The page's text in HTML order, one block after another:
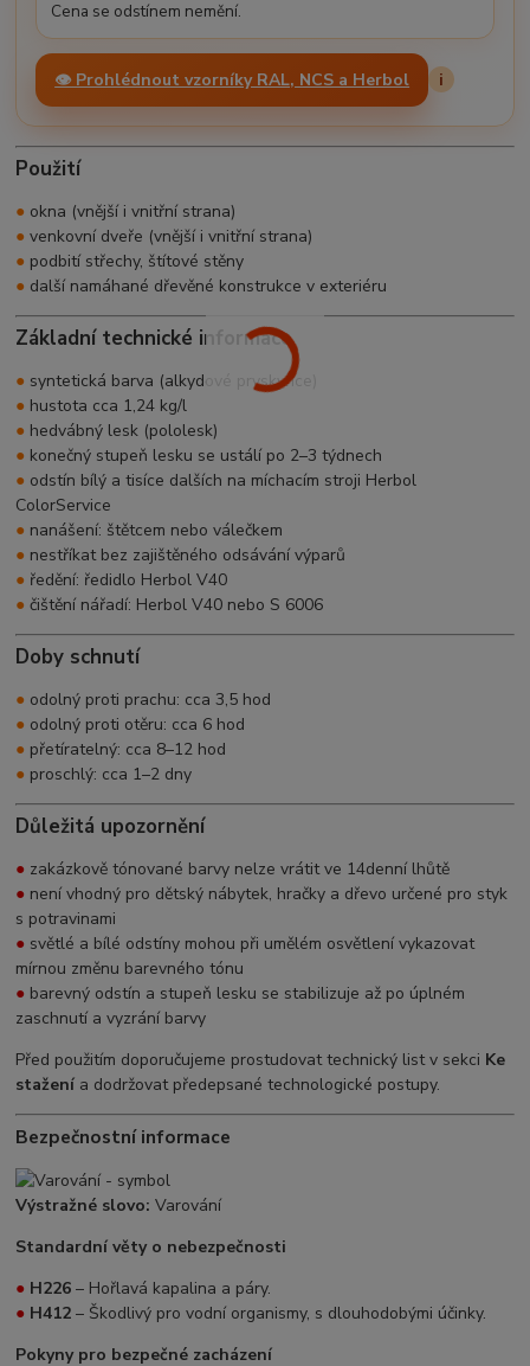
Cena se odstínem nemění.
👁️ Prohlédnout vzorníky RAL, NCS a Herbol i
Použití
● okna (vnější i vnitřní strana)
● venkovní dveře (vnější i vnitřní strana)
● podbití střechy, štítové stěny
● další namáhané dřevěné konstrukce v exteriéru
Základní technické informace
● syntetická barva (alkydové pryskyřice)
● hustota cca 1,24 kg/l
● hedvábný lesk (pololesk)
● konečný stupeň lesku se ustálí po 2–3 týdnech
● odstín bílý a tisíce dalších na míchacím stroji Herbol
ColorService
● nanášení: štětcem nebo válečkem
● nestříkat bez zajištěného odsávání výparů
● ředění: ředidlo Herbol V40
● čištění nářadí: Herbol V40 nebo S 6006
Doby schnutí
● odolný proti prachu: cca 3,5 hod
● odolný proti otěru: cca 6 hod
● přetíratelný: cca 8–12 hod
● proschlý: cca 1–2 dny
Důležitá upozornění
● zakázkově tónované barvy nelze vrátit ve 14denní lhůtě
● není vhodný pro dětský nábytek, hračky a dřevo určené pro styk
s potravinami
● světlé a bílé odstíny mohou při umělém osvětlení vykazovat
mírnou změnu barevného tónu
● barevný odstín a stupeň lesku se stabilizuje až po úplném
zaschnutí a vyzrání barvy
Před použitím doporučujeme prostudovat technický list v sekci Ke
stažení a dodržovat předepsané technologické postupy.
Bezpečnostní informace
Výstražné slovo: Varování
Standardní věty o nebezpečnosti
● H226 – Hořlavá kapalina a páry.
● H412 – Škodlivý pro vodní organismy, s dlouhodobými účinky.
Pokyny pro bezpečné zacházení